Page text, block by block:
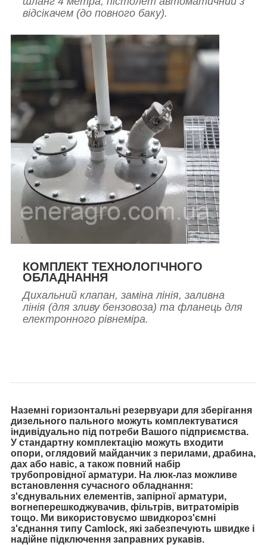
відсікачем (до повного баку).
КОМПЛЕКТ ТЕХНОЛОГІЧНОГО
ОБЛАДНАННЯ
Дихальний клапан, заміна лінія, заливна
лінія (для зливу бензовоза) та фланець для
електронного рівнеміра.
Наземні горизонтальні резервуари для зберігання
дизельного пального можуть комплектуватися
індивідуально під потреби Вашого підприємства.
У стандартну комплектацію можуть входити
опори, оглядовий майданчик з перилами, драбина,
дах або навіс, а також повний набір
трубопровідної арматури. На люк-лаз можливе
встановлення сучасного обладнання:
з'єднувальних елементів, запірної арматури,
вогнеперешкоджувачив, фільтрів, витратомірів
тощо. Ми використовуємо швидкороз'ємні
з'єднання типу Camlock, які забезпечують швидке і
надійне підключення заправних рукавів.